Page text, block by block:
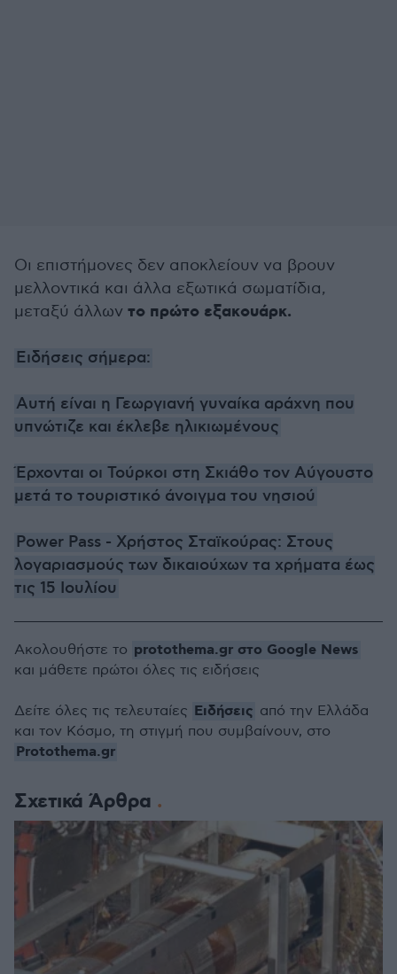
Οι επιστήμονες δεν αποκλείουν να βρουν
μελλοντικά και άλλα εξωτικά σωματίδια,
μεταξύ άλλων το πρώτο εξακουάρκ.
Ειδήσεις σήμερα:
Αυτή είναι η Γεωργιανή γυναίκα αράχνη που
υπνώτιζε και έκλεβε ηλικιωμένους
Έρχονται οι Τούρκοι στη Σκιάθο τον Αύγουστο
μετά το τουριστικό άνοιγμα του νησιού
Power Pass - Χρήστος Σταϊκούρας: Στους
λογαριασμούς των δικαιούχων τα χρήματα έως
τις 15 Ιουλίου
Σχετικά Άρθρα
Ακολουθήστε το protothema.gr στο Google News
και μάθετε πρώτοι όλες τις ειδήσεις
Δείτε όλες τις τελευταίες Ειδήσεις από την Ελλάδα
και τον Κόσμο, τη στιγμή που συμβαίνουν, στο
Protothema.gr